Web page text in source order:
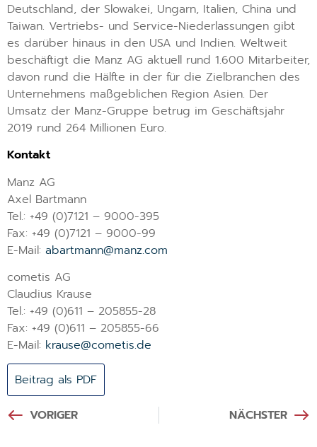
Deutschland, der Slowakei, Ungarn, Italien, China und
Taiwan. Vertriebs- und Service-Niederlassungen gibt
es darüber hinaus in den USA und Indien. Weltweit
beschäftigt die Manz AG aktuell rund 1.600 Mitarbeiter,
davon rund die Hälfte in der für die Zielbranchen des
Unternehmens maßgeblichen Region Asien. Der
Umsatz der Manz-Gruppe betrug im Geschäftsjahr
2019 rund 264 Millionen Euro.
Kontakt
Manz AG
Axel Bartmann
Tel.: +49 (0)7121 – 9000-395
Fax: +49 (0)7121 – 9000-99
E-Mail: abartmann@manz.com
cometis AG
Claudius Krause
Tel.: +49 (0)611 – 205855-28
Fax: +49 (0)611 – 205855-66
E-Mail: krause@cometis.de
Beitrag als PDF
VORIGER NÄCHSTER